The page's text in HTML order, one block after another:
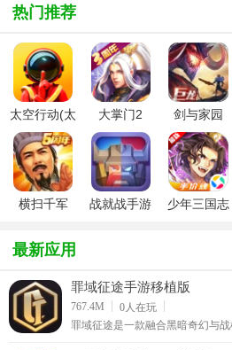
热门推荐
太空行动(太
空杀)官方版
大掌门2 剑与家园
横扫千军
战就战手游
少年三国志
最新应用
罪域征途手游移植版
767.4M 0人在玩
罪域征途是一款融合黑暗奇幻与